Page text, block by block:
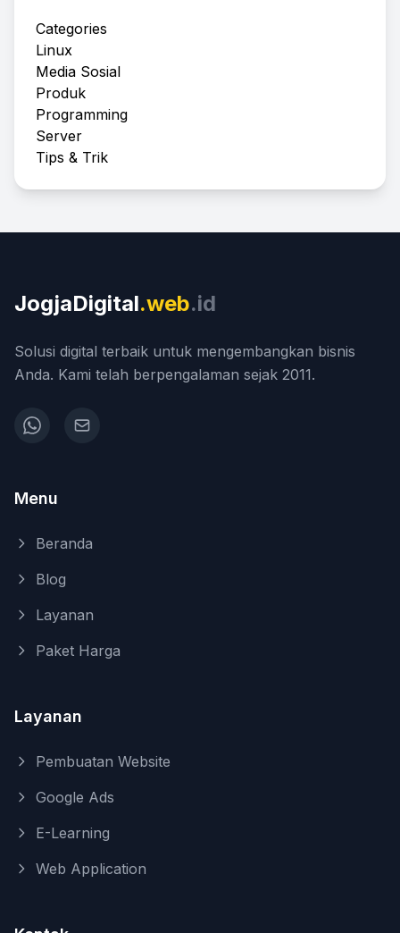
Categories
Linux
Media Sosial
Produk
Programming
Server
Tips & Trik
JogjaDigital.web.id
Solusi digital terbaik untuk mengembangkan bisnis
Anda. Kami telah berpengalaman sejak 2011.
Menu
Beranda
Blog
Layanan
Paket Harga
Layanan
Pembuatan Website
Google Ads
E-Learning
Web Application